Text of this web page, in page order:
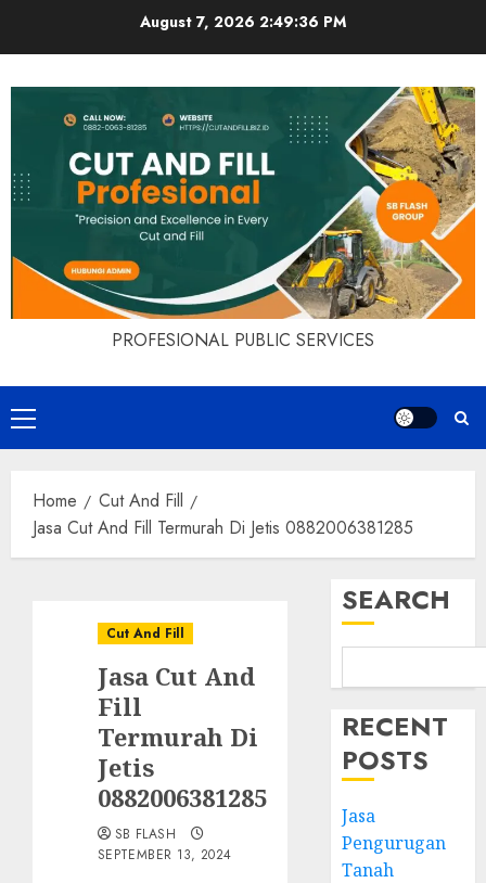
August 7, 20262:49:37 PM
PROFESIONAL PUBLIC SERVICES
Primary
Menu
Home
Cut And Fill
Jasa Cut And Fill Termurah Di Jetis 0882006381285
Cut And Fill
Jasa Cut And
Fill
Termurah Di
Jetis
0882006381285
SB FLASH
SEPTEMBER 13, 2024
SEARCH
RECENT
POSTS
Jasa
Pengurugan
Tanah